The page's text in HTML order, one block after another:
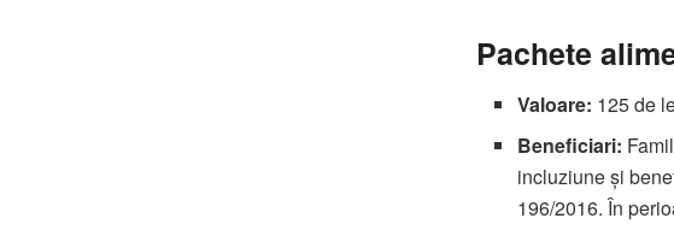
Pachete
Valoare: 125 de
Beneficiari:
incluziune și
196/2016. În